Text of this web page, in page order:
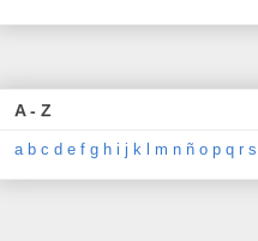
A - Z
a b c d e f g h i j k m n ñ o p q r s